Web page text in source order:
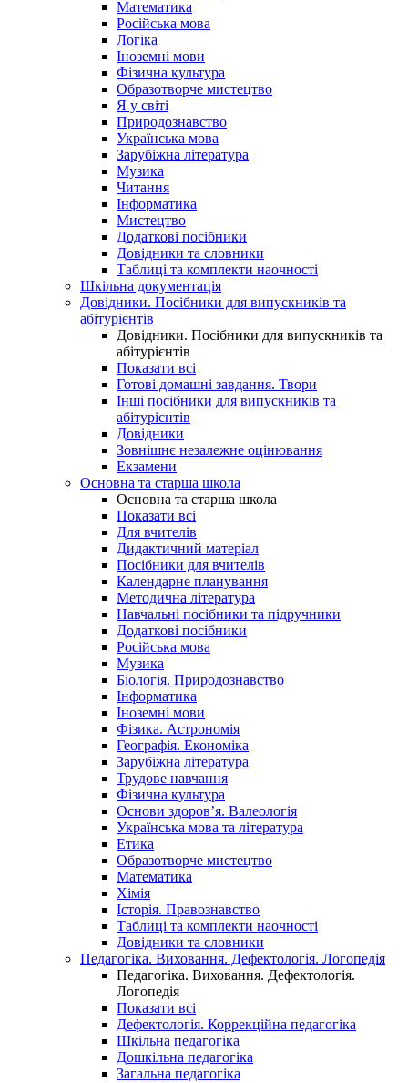
Математика
Російська мова
Логіка
Іноземні мови
Фізична культура
Образотворче мистецтво
Я у світі
Природознавство
Українська мова
Зарубіжна література
Музика
Читання
Інформатика
Мистецтво
Додаткові посібники
Довідники та словники
Таблиці та комплекти наочності
Шкільна документація
Довідники. Посібники для випускників та
абітурієнтів
Довідники. Посібники для випускників та
абітурієнтів
Показати всі
Готові домашні завдання. Твори
Інші посібники для випускників та
абітурієнтів
Довідники
Зовнішнє незалежне оцінювання
Екзамени
Основна та старша школа
Основна та старша школа
Показати всі
Для вчителів
Дидактичний матеріал
Посібники для вчителів
Календарне планування
Методична література
Навчальні посібники та підручники
Додаткові посібники
Російська мова
Музика
Біологія. Природознавство
Інформатика
Іноземні мови
Фізика. Астрономія
Географія. Економіка
Зарубіжна література
Трудове навчання
Фізична культура
Основи здоров’я. Валеологія
Українська мова та література
Етика
Образотворче мистецтво
Математика
Хімія
Історія. Правознавство
Таблиці та комплекти наочності
Довідники та словники
Педагогіка. Виховання. Дефектологія. Логопедія
Педагогіка. Виховання. Дефектологія.
Логопедія
Показати всі
Дефектологія. Коррекційна педагогіка
Шкільна педагогіка
Дошкільна педагогіка
Загальна педагогіка